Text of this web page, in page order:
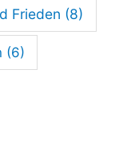
Frieden (8)
(6)